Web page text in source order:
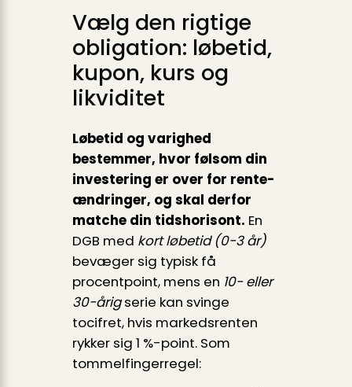
Vælg den rigtige
obligation: løbetid,
kupon, kurs og
likviditet
Løbetid og varighed
bestemmer, hvor følsom din
investering er over for rente­
ændringer, og skal derfor
matche din tidshorisont. En
DGB med kort løbetid (0-3 år)
bevæger sig typisk få
procentpoint, mens en 10- eller
30-årigserie kan svinge
tocifret, hvis markedsrenten
rykker sig 1 %-point. Som
tommelfingerregel: